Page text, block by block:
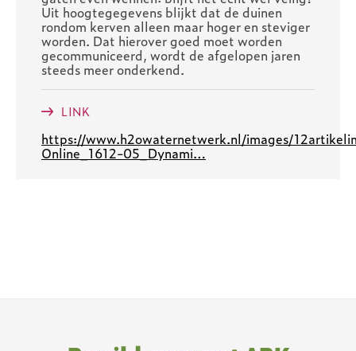
Uit hoogtegegevens blijkt dat de duinen
rondom kerven alleen maar hoger en steviger
worden. Dat hierover goed moet worden
gecommuniceerd, wordt de afgelopen jaren
steeds meer onderkend.
LINK
https://www.h2owaternetwerk.nl/images/
Online_1612-05_Dynami…